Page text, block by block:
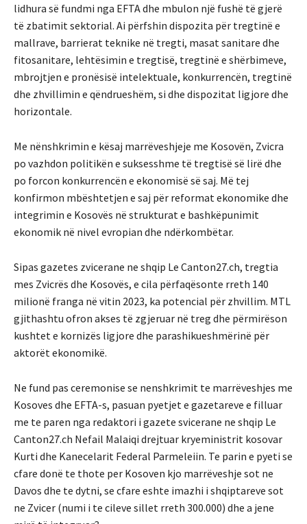
lidhura së fundmi nga EFTA dhe mbulon një fushë të gjerë
të zbatimit sektorial. Ai përfshin dispozita për tregtinë e
mallrave, barrierat teknike në tregti, masat sanitare dhe
fitosanitare, lehtësimin e tregtisë, tregtinë e shërbimeve,
mbrojtjen e pronësisë intelektuale, konkurrencën, tregtinë
dhe zhvillimin e qëndrueshëm, si dhe dispozitat ligjore dhe
horizontale.
Me nënshkrimin e kësaj marrëveshjeje me Kosovën, Zvicra
po vazhdon politikën e suksesshme të tregtisë së lirë dhe
po forcon konkurrencën e ekonomisë së saj. Më tej
konfirmon mbështetjen e saj për reformat ekonomike dhe
integrimin e Kosovës në strukturat e bashkëpunimit
ekonomik në nivel evropian dhe ndërkombëtar.
Sipas gazetes zvicerane ne shqip Le Canton27.ch, tregtia
mes Zvicrës dhe Kosovës, e cila përfaqësonte rreth 140
milionë franga në vitin 2023, ka potencial për zhvillim. MTL
gjithashtu ofron akses të zgjeruar në treg dhe përmirëson
kushtet e kornizës ligjore dhe parashikueshmërinë për
aktorët ekonomikë.
Ne fund pas ceremonise se nenshkrimit te marrëveshjes me
Kosoves dhe EFTA-s, pasuan pyetjet e gazetareve e filluar
me te paren nga redaktori i gazete svicerane ne shqip Le
Canton27.ch Nefail Malaiqi drejtuar kryeministrit kosovar
Kurti dhe Kanecelarit Federal Parmeleiin. Te parin e pyeti se
cfare donë te thote per Kosoven kjo marrëveshje sot ne
Davos dhe te dytni, se cfare eshte imazhi i shqiptareve sot
ne Zvicer (numi i te cileve sillet rreth 300.000) dhe a jene